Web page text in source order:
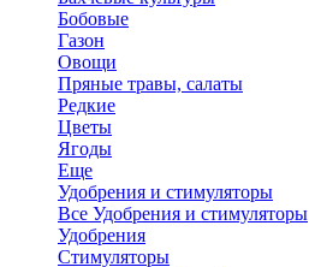
Бобовые
Газон
Овощи
Пряные травы, салаты
Редкие
Цветы
Ягоды
Еще
Удобрения и стимуляторы
Все Удобрения и стимуляторы
Удобрения
Стимуляторы